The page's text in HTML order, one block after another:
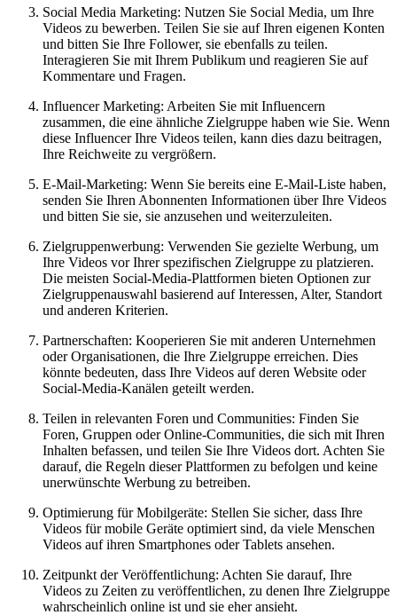
Social Media Marketing: Nutzen Sie Social Media, um Ihre
Videos zu bewerben. Teilen Sie sie auf Ihren eigenen Konten
und bitten Sie Ihre Follower, sie ebenfalls zu teilen.
Interagieren Sie mit Ihrem Publikum und reagieren Sie auf
Kommentare und Fragen.
Influencer Marketing: Arbeiten Sie mit Influencern
zusammen, die eine ähnliche Zielgruppe haben wie Sie. Wenn
diese Influencer Ihre Videos teilen, kann dies dazu beitragen,
Ihre Reichweite zu vergrößern.
E-Mail-Marketing: Wenn Sie bereits eine E-Mail-Liste haben,
senden Sie Ihren Abonnenten Informationen über Ihre Videos
und bitten Sie sie, sie anzusehen und weiterzuleiten.
Zielgruppenwerbung: Verwenden Sie gezielte Werbung, um
Ihre Videos vor Ihrer spezifischen Zielgruppe zu platzieren.
Die meisten Social-Media-Plattformen bieten Optionen zur
Zielgruppenauswahl basierend auf Interessen, Alter, Standort
und anderen Kriterien.
Partnerschaften: Kooperieren Sie mit anderen Unternehmen
oder Organisationen, die Ihre Zielgruppe erreichen. Dies
könnte bedeuten, dass Ihre Videos auf deren Website oder
Social-Media-Kanälen geteilt werden.
Teilen in relevanten Foren und Communities: Finden Sie
Foren, Gruppen oder Online-Communities, die sich mit Ihren
Inhalten befassen, und teilen Sie Ihre Videos dort. Achten Sie
darauf, die Regeln dieser Plattformen zu befolgen und keine
unerwünschte Werbung zu betreiben.
Optimierung für Mobilgeräte: Stellen Sie sicher, dass Ihre
Videos für mobile Geräte optimiert sind, da viele Menschen
Videos auf ihren Smartphones oder Tablets ansehen.
Zeitpunkt der Veröffentlichung: Achten Sie darauf, Ihre
Videos zu Zeiten zu veröffentlichen, zu denen Ihre Zielgruppe
wahrscheinlich online ist und sie eher ansieht.